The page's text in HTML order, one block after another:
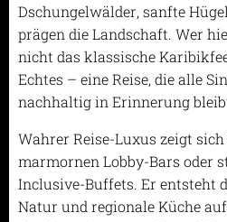
Dschungelwälder, sanfte
prägen die Landschaft. Wer
nicht das klassische
Echtes – eine Reise, die alle
nachhaltig in Erinnerung
Wahrer Reise-Luxus zeigt
marmornen Lobby-Bars oder
Inclusive-Buffets. Er entsteht
Natur und regionale Küche